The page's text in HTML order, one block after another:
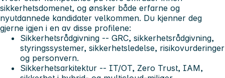
sikkerhetsdomenet, og ønsker både erfarne og
nyutdannede kandidater velkommen. Du kjenner deg
gjerne igjen i en av disse profilene:
Sikkerhetsrådgivning -- GRC, sikkerhetsrådgivning,
styringssystemer, sikkerhetsledelse, risikovurderinger
og personvern.
Sikkerhetsarkitektur -- IT/OT, Zero Trust, IAM,